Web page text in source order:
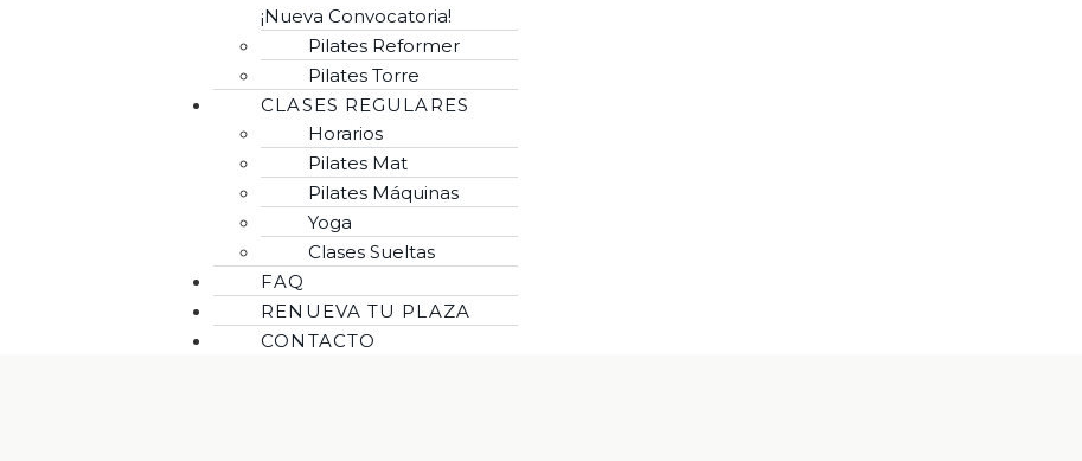
¡Nueva Convocatoria!
Pilates Reformer
Pilates Torre
CLASES REGULARES
Horarios
Pilates Mat
Pilates Máquinas
Yoga
Clases Sueltas
FAQ
RENUEVA TU PLAZA
CONTACTO